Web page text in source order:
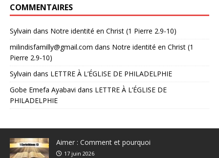
COMMENTAIRES
Sylvain dans Notre identité en Christ (1 Pierre 2.9-10)
milindisfamilly@gmail.com dans Notre identité en Christ (1
Pierre 2.9-10)
Sylvain dans LETTRE À L’ÉGLISE DE PHILADELPHIE
Gobe Emefa Ayabavi dans LETTRE À L’ÉGLISE DE
PHILADELPHIE
Aimer : Comment et pourquoi
17 juin 2026